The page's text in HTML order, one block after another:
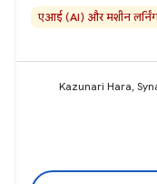
एआई (AI) और मशीन
Kazunari Hara,